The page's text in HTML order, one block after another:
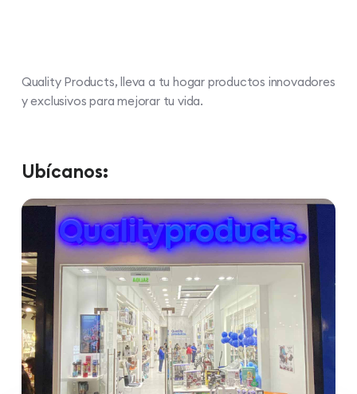
Quality Products, lleva a tu hogar productos innovadores
y exclusivos para mejorar tu vida.
Ubícanos: